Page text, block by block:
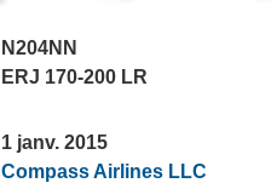
N204NN
ERJ 170-200 LR
1 janv. 2015
Compass Airlines LLC